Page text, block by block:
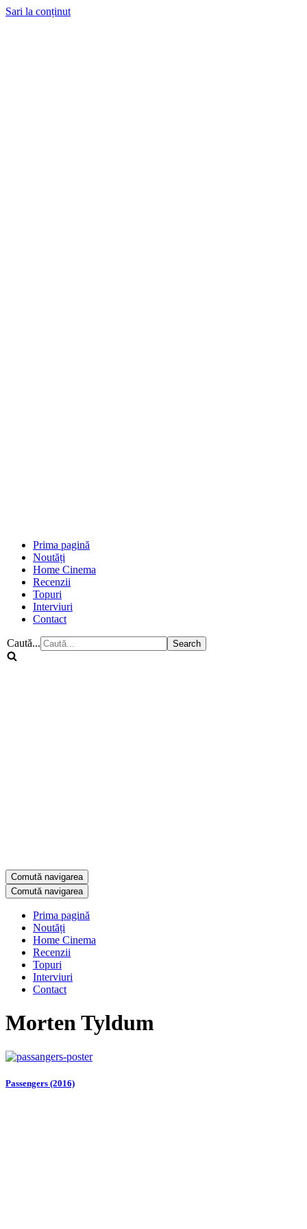
Sari la conținut
Prima pagină
Noutăți
Home Cinema
Recenzii
Topuri
Interviuri
Contact
Caută...
Comută navigarea
Comută navigarea
Prima pagină
Noutăți
Home Cinema
Recenzii
Topuri
Interviuri
Contact
Morten Tyldum
Passengers (2016)